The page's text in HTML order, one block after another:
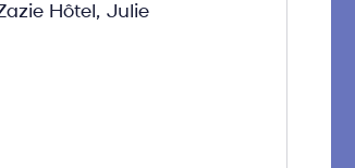
Hôtel, Julie